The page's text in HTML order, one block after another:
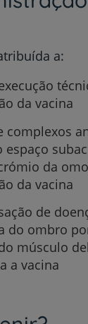
a:
da vacina
complexos
espaço
da
da vacina
de
do ombro
músculo
a vacina